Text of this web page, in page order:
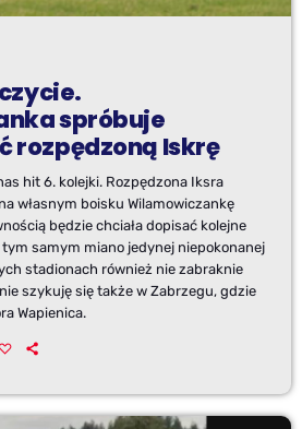
spróbuje
rozpędzoną Iskrę
hit 6. kolejki. Rozpędzona Iksra
własnym boisku Wilamowiczankę
będzie chciała dopisać kolejne
samym miano jedynej niepokonanej
stadionach również nie zabraknie
szykuję się także w Zabrzegu, gdzie
Wapienica.